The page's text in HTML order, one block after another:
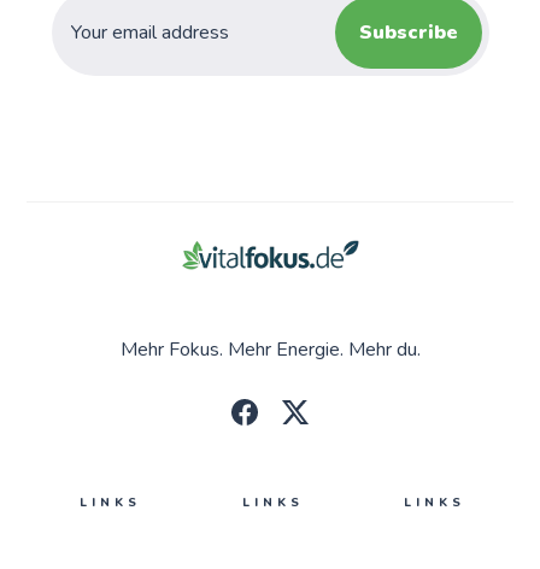
Subscribe
Mehr Fokus. Mehr Energie. Mehr du.
LINKS LINKS LINKS